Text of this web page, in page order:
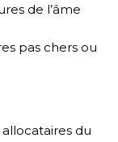
de l’âme
pas chers ou
du